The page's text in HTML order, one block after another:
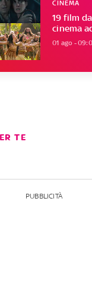
19 film
cinema
CINEMA
01 ago -
TE
PUBBLICITÀ